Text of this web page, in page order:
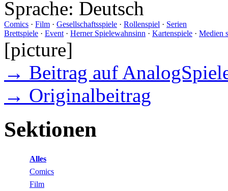
Sprache: Deutsch
Comics · Film · Gesellschaftsspiele · Rollenspiel · Serien
Brettspiele · Event · Herner Spielewahnsinn · Kartenspiele · Medien
[picture]
→ Beitrag auf
→ Originalbeitrag
Sektionen
Alles
Comics
Film